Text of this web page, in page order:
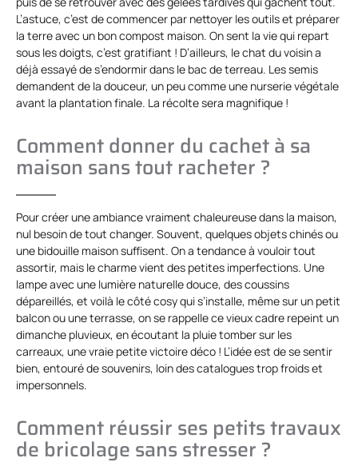
L’astuce, c’est de commencer par nettoyer les outils et préparer
la terre avec un bon compost maison. On sent la vie qui repart
sous les doigts, c’est gratifiant ! D’ailleurs, le chat du voisin a
déjà essayé de s’endormir dans le bac de terreau. Les semis
demandent de la douceur, un peu comme une nurserie végétale
avant la plantation finale. La récolte sera magnifique !
Comment donner du cachet à sa
maison sans tout racheter ?
Pour créer une ambiance vraiment chaleureuse dans la maison,
nul besoin de tout changer. Souvent, quelques objets chinés ou
une bidouille maison suffisent. On a tendance à vouloir tout
assortir, mais le charme vient des petites imperfections. Une
lampe avec une lumière naturelle douce, des coussins
dépareillés, et voilà le côté cosy qui s’installe, même sur un petit
balcon ou une terrasse, on se rappelle ce vieux cadre repeint un
dimanche pluvieux, en écoutant la pluie tomber sur les
carreaux, une vraie petite victoire déco ! L’idée est de se sentir
bien, entouré de souvenirs, loin des catalogues trop froids et
impersonnels.
Comment réussir ses petits travaux
de bricolage sans stresser ?